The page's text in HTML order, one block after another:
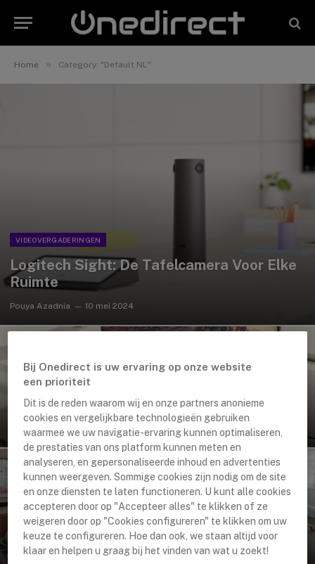
Home » Category: "Default NL"
VIDEOVERGADERINGEN
Logitech Sight: De Tafelcamera Voor Elke
Ruimte
Pouya Azadnia 10 mei 2024
MOBIELE TELEFONIE
Crosscall X-Space: Transformeer Je Telefoon Tot
LAATSTE NIEUWS
Poly Studio X: De Alles
Veranderende Update
VIDEOVERGADERINGEN
Barco ClickShare: Het
Gemak van Draadloos
Vergaderen!
Bij Onedirect is uw ervaring op onze website
een prioriteit
Dit is de reden waarom wij en onze partners anonieme
cookies en vergelijkbare technologieën gebruiken
waarmee we uw navigatie-ervaring kunnen optimaliseren,
de prestaties van ons platform kunnen meten en
analyseren, en gepersonaliseerde inhoud en advertenties
kunnen weergeven. Sommige cookies zijn nodig om de site
en onze diensten te laten functioneren. U kunt alle cookies
accepteren door op "Accepteer alles" te klikken of ze
weigeren door op "Cookies configureren" te klikken om uw
keuze te configureren. Hoe dan ook, we staan altijd voor
klaar en helpen u graag bij het vinden van wat u zoekt!